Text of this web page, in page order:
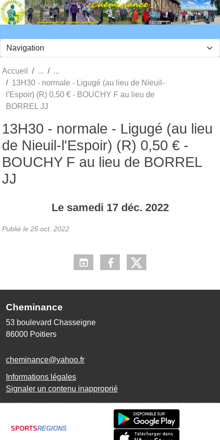
Accueil
13H30 - normale - Ligugé (au lieu de Nieuil-
l'Espoir) (R) 0,50 € - BOUCHY F au lieu de
BORREL JJ
13H30 - normale - Ligugé (au lieu
de Nieuil-l'Espoir) (R) 0,50 € -
BOUCHY F au lieu de BORREL
JJ
Le samedi 17 déc. 2022
Publié le 25 oct. 2022
Cheminance
53 boulevard Chasseigne
86000 Poitiers
cheminance@yahoo.fr
Informations légales
Signaler un contenu inapproprié
SPORTSREGIONS
Panneau de gestion des cookies